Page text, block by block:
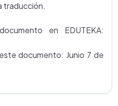
traducción.
en EDUTEKA:
documento: Junio 7 de